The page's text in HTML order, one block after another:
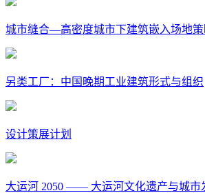
城市缝合—高密度城市下建筑嵌入场地
另类工厂：中国晚期工业建筑形式与组织
设计策展计划
大运河 2050 —— 大运河文化遗产与城市